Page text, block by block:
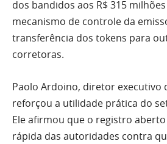
dos bandidos aos R$ 315
mecanismo de controle da
transferência dos tokens para
corretoras.
Paolo Ardoino, diretor executivo
reforçou a utilidade prática do
Ele afirmou que o registro
rápida das autoridades contra